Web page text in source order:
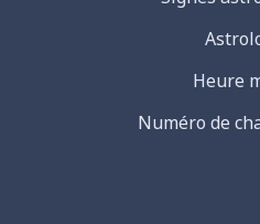
Heure
Numéro de